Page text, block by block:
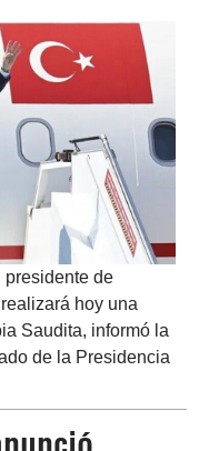
presidente de
hoy una
Saudita, informó la
de la Presidencia